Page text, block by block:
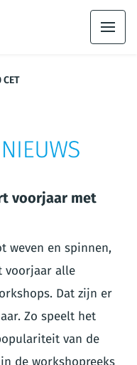
voorjaar met
weven en spinnen,
voorjaar alle
Dat zijn er
Zo speelt het
van de